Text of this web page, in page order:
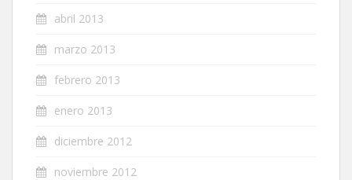
abril 2013
marzo 2013
febrero 2013
enero 2013
diciembre 2012
noviembre 2012